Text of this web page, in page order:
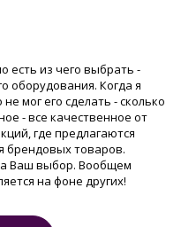
есть из чего выбрать -
оборудования. Когда я
мог его сделать - сколько
- все качественное от
где предлагаются
брендовых товаров.
Ваш выбор. Вообщем
на фоне других!